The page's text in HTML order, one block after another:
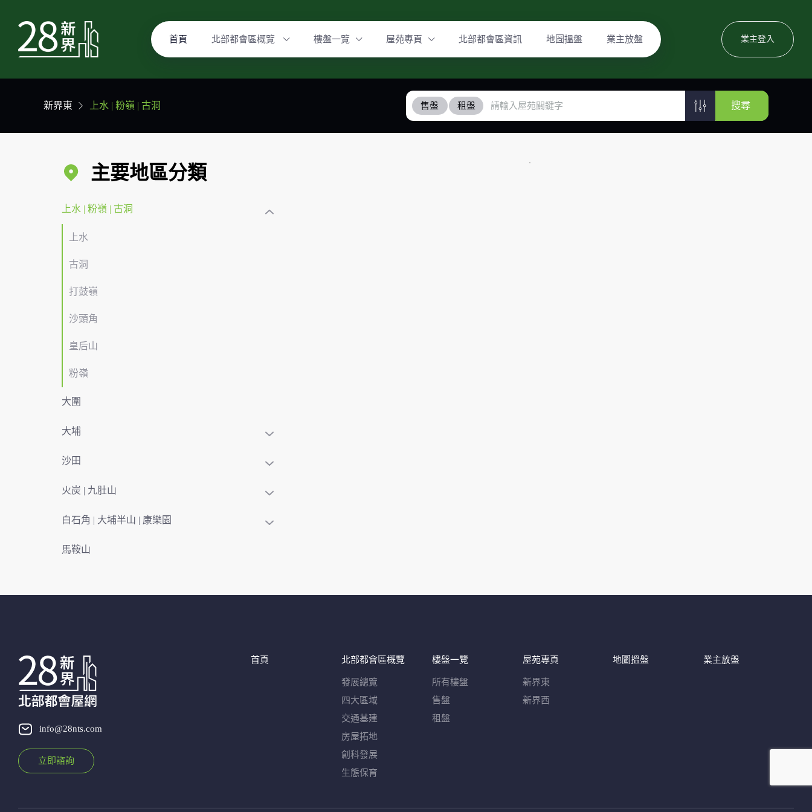
首頁 北部都會區概覽 樓盤一覽 屋苑專頁 北部都會區資訊 地圖搵盤 業主放盤 業主登入
新界東 上水 | 粉嶺 | 古洞 售盤 租盤 搜尋
主要地區分類
上水 | 粉嶺 | 古洞
上水
古洞
打鼓嶺
沙頭角
皇后山
粉嶺
大圍
大埔
沙田
火炭 | 九肚山
白石角 | 大埔半山 | 康樂園
馬鞍山
info@28nts.com
立即諮詢
首頁 北部都會區概覽​
發展總覽
四大區域
交通基建
房屋拓地
創科發展
生態保育
樓盤一覽
所有樓盤
售盤
租盤
屋苑專頁
新界東
新界西
地圖搵盤 業主放盤